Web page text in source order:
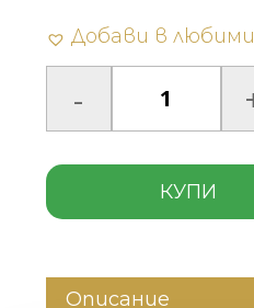
Добави в любими
КУПИ
Описание